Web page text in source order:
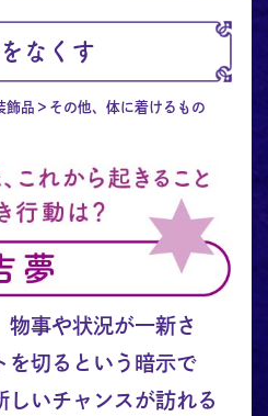
なくす
飾品 その他、体に着けるもの
物事や状況が一新さ
を切るという暗示で
しいチャンスが訪れる